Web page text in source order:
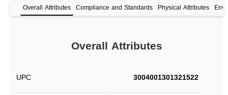
Overall Attributes Compliance and Standards Physical Attributes
Overall Attributes
UPC 3004001301321522